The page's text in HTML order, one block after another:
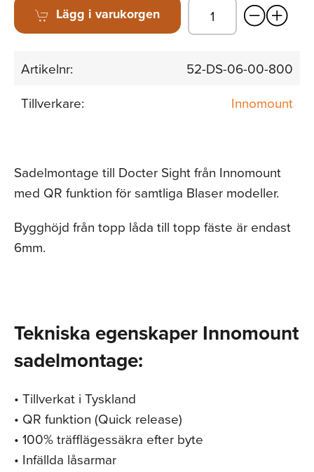
Lägg i varukorgen
Artikelnr:
52-DS-06-00-800
Tillverkare:
Innomount
Sadelmontage till Docter Sight från Innomount
med QR funktion för samtliga Blaser modeller.
Bygghöjd från topp låda till topp fäste är endast
6mm.
Tekniska egenskaper Innomount
sadelmontage:
• Tillverkat i Tyskland
• QR funktion (Quick release)
• 100% träfflägessäkra efter byte
• Infällda låsarmar